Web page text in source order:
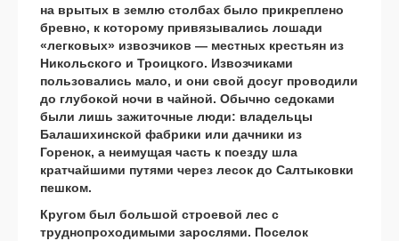
на врытых в землю столбах было прикреплено
бревно, к которому привязывались лошади
«легковых» извозчиков — местных крестьян из
Никольского и Троицкого. Извозчиками
пользовались мало, и они свой досуг проводили
до глубокой ночи в чайной. Обычно седоками
были лишь зажиточные люди: владельцы
Балашихинской фабрики или дачники из
Горенок, а неимущая часть к поезду шла
кратчайшими путями через лесок до Салтыковки
пешком.
Кругом был большой строевой лес с
труднопроходимыми зарослями. Поселок